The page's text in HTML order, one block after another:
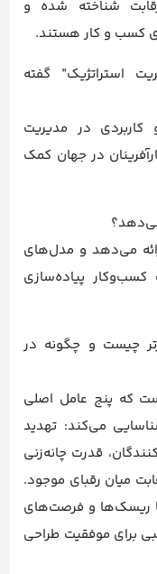
شناخته شده و
کسب و کار هستند.
استراتژیک” گفته
در مدیریت
در جهان کمک
می‌دهد و مدل‌های
کسب‌وکار پیاده‌سازی
چیست و چگونه در
که پنج عامل اصلی
می‌کند: تهدید
قدرت چانه‌زنی
میان رقبای موجود.
ریسک‌ها و فرصت‌های
برای موفقیت طراحی